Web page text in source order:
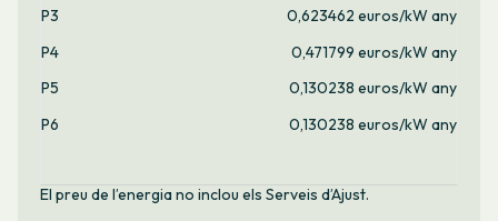
P3
0,623462 euros/kW any
P4
0,471799 euros/kW any
P5
0,130238 euros/kW any
P6
0,130238 euros/kW any
El preu de l’energia no inclou els Serveis d’Ajust.